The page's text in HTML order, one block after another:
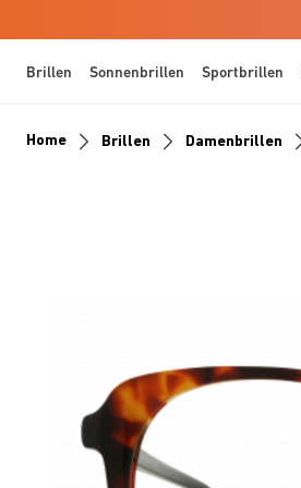
Brillen Sonnenbrillen Sportbrillen
Home Brillen Damenbrillen